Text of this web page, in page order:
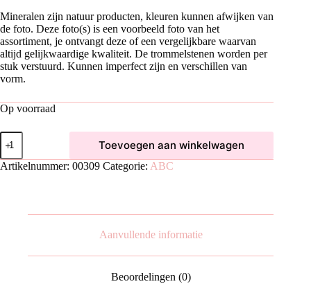
Mineralen zijn natuur producten, kleuren kunnen afwijken van
de foto. Deze foto(s) is een voorbeeld foto van het
assortiment, je ontvangt deze of een vergelijkbare waarvan
altijd gelijkwaardige kwaliteit. De trommelstenen worden per
stuk verstuurd. Kunnen imperfect zijn en verschillen van
vorm.
Op voorraad
Rode
Agaat
Trommelsteen
|
Toevoegen aan winkelwagen
Artikelnummer: 00309 Categorie: ABC
Aanvullende informatie
Beoordelingen (0)